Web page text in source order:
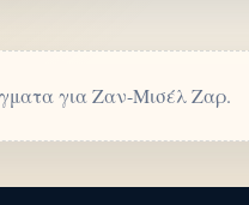
για Ζαν-Μισέλ Ζαρ.